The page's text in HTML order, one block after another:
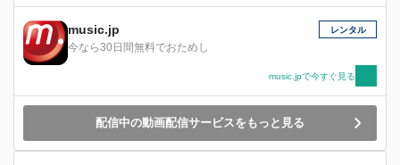
music.jp
今なら30日間無料でおためし
レンタル
music.jpで今すぐ見る
配信中の動画配信サービスをもっと見る